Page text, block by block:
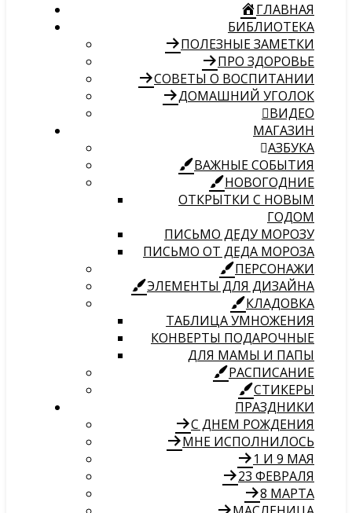
ГЛАВНАЯ
БИБЛИОТЕКА
ПОЛЕЗНЫЕ ЗАМЕТКИ
ПРО ЗДОРОВЬЕ
СОВЕТЫ О ВОСПИТАНИИ
ДОМАШНИЙ УГОЛОК
ВИДЕО
МАГАЗИН
АЗБУКА
ВАЖНЫЕ СОБЫТИЯ
НОВОГОДНИЕ
ОТКРЫТКИ С НОВЫМ
ГОДОМ
ПИСЬМО ДЕДУ МОРОЗУ
ПИСЬМО ОТ ДЕДА МОРОЗА
ПЕРСОНАЖИ
ЭЛЕМЕНТЫ ДЛЯ ДИЗАЙНА
КЛАДОВКА
ТАБЛИЦА УМНОЖЕНИЯ
КОНВЕРТЫ ПОДАРОЧНЫЕ
ДЛЯ МАМЫ И ПАПЫ
РАСПИСАНИЕ
СТИКЕРЫ
ПРАЗДНИКИ
С ДНЕМ РОЖДЕНИЯ
МНЕ ИСПОЛНИЛОСЬ
1 И 9 МАЯ
23 ФЕВРАЛЯ
8 МАРТА